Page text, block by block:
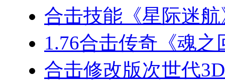
合击技能《星际迷
1.76合击传奇《魂之
合击修改版次世代